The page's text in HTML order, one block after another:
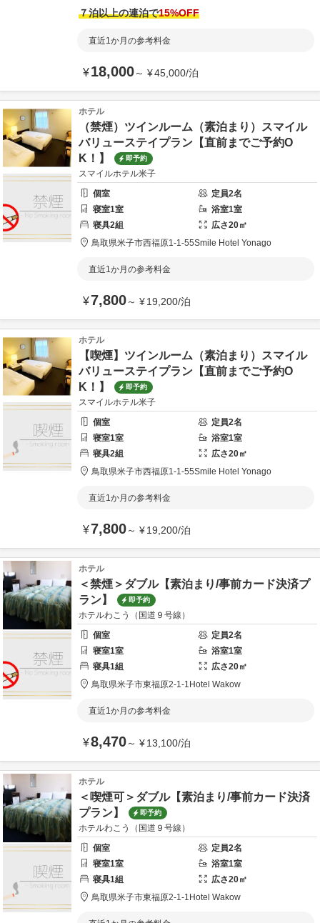
７泊以上の連泊で15%OFF
直近1か月の参考料金
¥18,000～ ¥45,000/泊
ホテル
（禁煙）ツインルーム（素泊まり）スマイル
バリューステイプラン【直前までご予約O
K！】
即予約
スマイルホテル米子
個室
定員2名
寝室1室 浴室1室
寝具2組 広さ20㎡
鳥取県米子市西福原1-1-55Smile Hotel Yonago
直近1か月の参考料金
¥7,800～ ¥19,200/泊
ホテル
【喫煙】ツインルーム（素泊まり）スマイル
バリューステイプラン【直前までご予約O
K！】
即予約
スマイルホテル米子
個室
定員2名
寝室1室 浴室1室
寝具2組 広さ20㎡
鳥取県米子市西福原1-1-55Smile Hotel Yonago
直近1か月の参考料金
¥7,800～ ¥19,200/泊
ホテル
＜禁煙＞ダブル【素泊まり/事前カード決済プ
ラン】
即予約
ホテルわこう（国道９号線）
個室
定員2名
寝室1室 浴室1室
寝具1組 広さ20㎡
鳥取県米子市東福原2-1-1 Hotel Wakow
直近1か月の参考料金
¥8,470～ ¥13,100/泊
ホテル
＜喫煙可＞ダブル【素泊まり/事前カード決済
プラン】
即予約
ホテルわこう（国道９号線）
個室
定員2名
寝室1室 浴室1室
寝具1組 広さ20㎡
鳥取県米子市東福原2-1-1 Hotel Wakow